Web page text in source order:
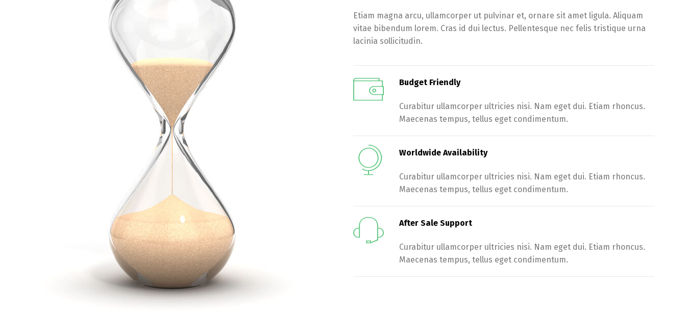
Etiam magna arcu, ullamcorper ut pulvinar et, ornare sit amet ligula. Aliquam
vitae bibendum lorem. Cras id dui lectus. Pellentesque nec felis tristique urna
lacinia sollicitudin.
Budget Friendly
Curabitur ullamcorper ultricies nisi. Nam eget dui. Etiam rhoncus.
Maecenas tempus, tellus eget condimentum.
Worldwide Availability
Curabitur ullamcorper ultricies nisi. Nam eget dui. Etiam rhoncus.
Maecenas tempus, tellus eget condimentum.
After Sale Support
Curabitur ullamcorper ultricies nisi. Nam eget dui. Etiam rhoncus.
Maecenas tempus, tellus eget condimentum.